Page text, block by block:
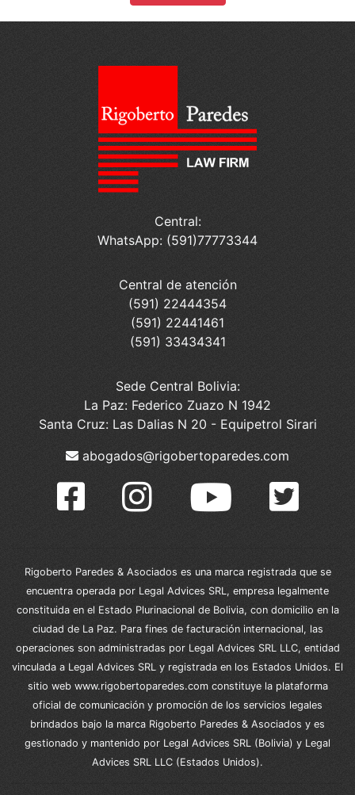
Central:
WhatsApp: (591)77773344
Central de atención
(591) 22444354
(591) 22441461
(591) 33434341
Sede Central Bolivia:
La Paz: Federico Zuazo N 1942
Santa Cruz: Las Dalias N 20 - Equipetrol Sirari
abogados@rigobertoparedes.com
Rigoberto Paredes & Asociados es una marca registrada que se
encuentra operada por Legal Advices SRL, empresa legalmente
constituida en el Estado Plurinacional de Bolivia, con domicilio en la
ciudad de La Paz. Para fines de facturación internacional, las
operaciones son administradas por Legal Advices SRL LLC, entidad
vinculada a Legal Advices SRL y registrada en los Estados Unidos. El
sitio web www.rigobertoparedes.com constituye la plataforma
oficial de comunicación y promoción de los servicios legales
brindados bajo la marca Rigoberto Paredes & Asociados y es
gestionado y mantenido por Legal Advices SRL (Bolivia) y Legal
Advices SRL LLC (Estados Unidos).